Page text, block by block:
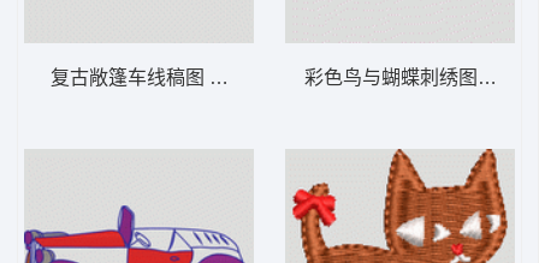
复古敞篷车线稿图 卡通童装章标贴布